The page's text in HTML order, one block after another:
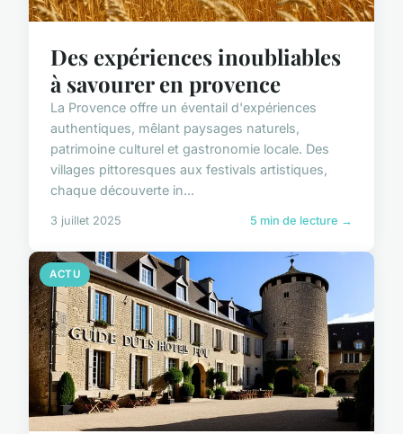
Des expériences inoubliables
à savourer en provence
La Provence offre un éventail d'expériences
authentiques, mêlant paysages naturels,
patrimoine culturel et gastronomie locale. Des
villages pittoresques aux festivals artistiques,
chaque découverte in...
3 juillet 2025 5 min de lecture →
ACTU